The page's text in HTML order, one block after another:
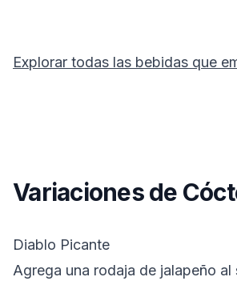
Explorar todas las bebidas que
Variaciones de
Diablo Picante
Agrega una rodaja de jalapeño al